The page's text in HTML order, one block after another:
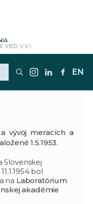
VIED, V.V.I.
EN
vývoj meracích a
1.5.1953.
Slovenskej
bol
na Laboratórium
akadémie